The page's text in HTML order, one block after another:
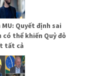
MU: Quyết định sai
có thể khiến Quỷ đỏ
tất cả